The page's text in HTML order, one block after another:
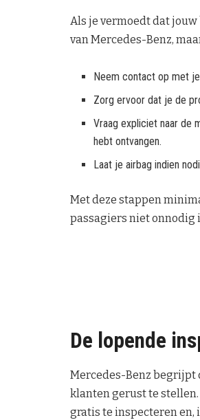
Als je vermoedt dat
van Mercedes-Benz,
Neem contact op met
Zorg ervoor dat je de
Vraag expliciet naar de
hebt ontvangen.
Laat je airbag indien
Met deze stappen
passagiers niet onnodig
De lopende
Mercedes-Benz begrijpt
klanten gerust te
gratis te inspecteren en,